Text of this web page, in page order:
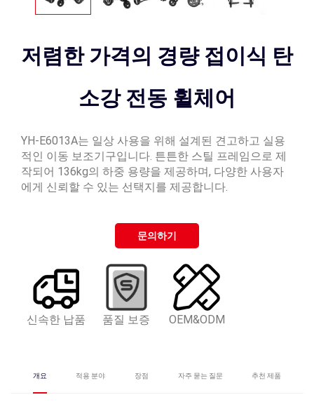
저렴한 가격의 경량 접이식 탄
소강 전동 휠체어
YH-E6013A는 일상 사용을 위해 설계된 견고하고 실용
적인 이동 보조기구입니다. 튼튼한 스틸 프레임으로 제
작되어 136kg의 하중 용량을 제공하며, 다양한 사용자
에게 신뢰할 수 있는 선택지를 제공합니다.
문의하기
신속한 납품 품질 보증 OEM&ODM
개요 적용 분야 장점 자주 묻는 질문 추천 제품